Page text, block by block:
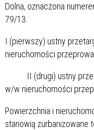
Dolna, oznaczona
79/13.
I (pierwszy) ustny
nieruchomości
II (drugi) ustny
w/w nieruchomości
Powierzchnia i
stanowią zurbanizowane